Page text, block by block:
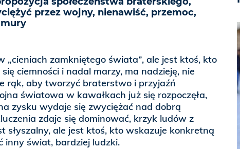
przez wojny, nienawiść, przemoc,
„cieniach zamkniętego świata”, ale jest ktoś, kto
ciemności i nadal marzy, ma nadzieję, nie
rąk, aby tworzyć braterstwo i przyjaźń
światowa w kawałkach już się rozpoczęła,
zysku wydaje się zwyciężać nad dobrą
zdaje się dominować, krzyk ludów z
słyszalny, ale jest ktoś, kto wskazuje konkretną
inny świat, bardziej ludzki.